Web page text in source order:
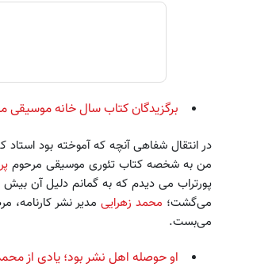
برگزیدگان کتاب سال خانه موسیقی
در انتقال شفاهی آنچه که آموخته بود
من به شخصه کتاب تئوری موسیقی مرحوم
پورتراب می دیدم که به گمانم دلیل آن بیش
می‌گشت؛ محمد زهرایی مدیر نشر
می‌بست.
او حوصله اهل نشر بود؛ یادی از